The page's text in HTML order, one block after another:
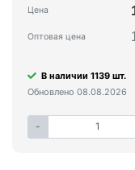
Цена
Оптовая цена
В наличии 1139 шт.
Обновлено 08.08.2026
-